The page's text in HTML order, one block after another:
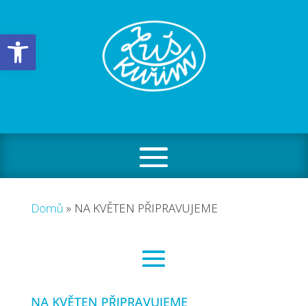
Open toolbar
Domů » NA KVĚTEN PŘIPRAVUJEME
NA KVĚTEN PŘIPRAVUJEME